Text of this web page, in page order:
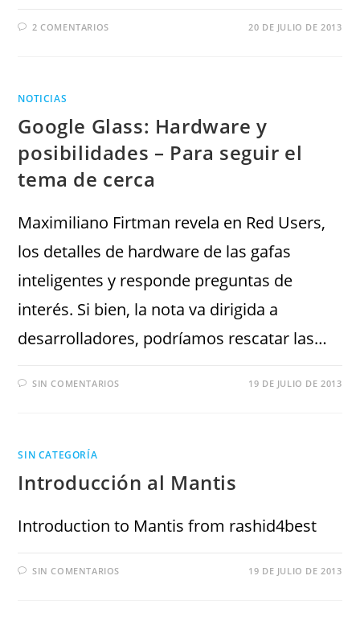
2 COMENTARIOS 20 DE JULIO DE 2013
NOTICIAS
Google Glass: Hardware y
posibilidades – Para seguir el
tema de cerca
Maximiliano Firtman revela en Red Users,
los detalles de hardware de las gafas
inteligentes y responde preguntas de
interés. Si bien, la nota va dirigida a
desarrolladores, podríamos rescatar las…
SIN COMENTARIOS 19 DE JULIO DE 2013
SIN CATEGORÍA
Introducción al Mantis
Introduction to Mantis from rashid4best
SIN COMENTARIOS 19 DE JULIO DE 2013